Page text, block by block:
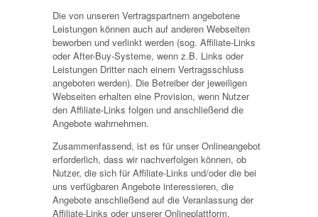
Die von unseren Vertragspartnern angebotene
Leistungen können auch auf anderen Webseiten
beworben und verlinkt werden (sog. Affiliate-Links
oder After-Buy-Systeme, wenn z.B. Links oder
Leistungen Dritter nach einem Vertragsschluss
angeboten werden). Die Betreiber der jeweiligen
Webseiten erhalten eine Provision, wenn Nutzer
den Affiliate-Links folgen und anschließend die
Angebote wahrnehmen.
Zusammenfassend, ist es für unser Onlineangebot
erforderlich, dass wir nachverfolgen können, ob
Nutzer, die sich für Affiliate-Links und/oder die bei
uns verfügbaren Angebote interessieren, die
Angebote anschließend auf die Veranlassung der
Affiliate-Links oder unserer Onlineplattform,